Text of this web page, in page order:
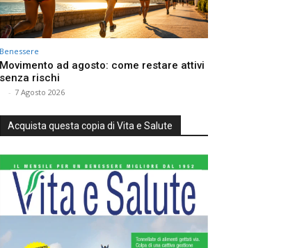
Benessere
Movimento ad agosto: come restare attivi
senza rischi
- 7 Agosto 2026
Acquista questa copia di Vita e Salute